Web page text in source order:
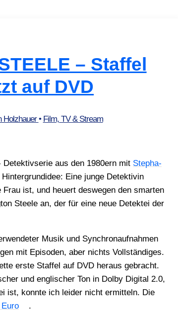
– Staffel
auf DVD
Holzhauer• Film, TV & Stream
Detek­tiv­se­rie aus den 1980ern mit Ste­pha­
Hin­ter­grund­idee: Eine jun­ge Detek­ti­vin
ist, und heu­ert des­we­gen den smar­ten
Ste­e­le an, der für eine neue Detek­tei der
Musik und Syn­chron­auf­nah­men
mit Epi­so­den, aber nichts Voll­stän­di­ges.
ers­te Staf­fel auf DVD her­aus gebracht.
und eng­li­scher Ton in Dol­by Digi­tal 2.0,
ist, konn­te ich lei­der nicht ermit­teln. Die
.